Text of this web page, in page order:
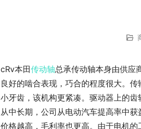
cRv本田传动轴总承传动轴本身由供应
良好的啮合表现，巧合的程度很大。
小牙齿，该机构更紧凑。驱动器上的齿
从中长期，公司从电动汽车提高率中
价格越高，毛利率也更高。由于电机